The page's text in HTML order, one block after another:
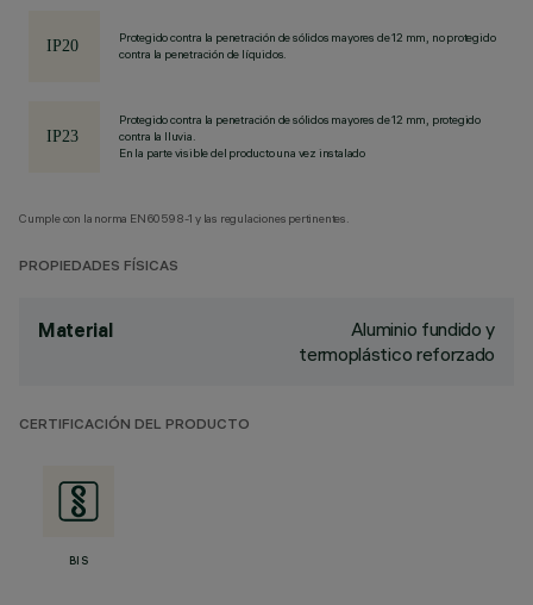
Protegido contra la penetración de sólidos mayores de 12 mm, no protegido
contra la penetración de líquidos.
Protegido contra la penetración de sólidos mayores de 12 mm, protegido
contra la lluvia.
En la parte visible del producto una vez instalado
Cumple con la norma EN60598-1 y las regulaciones pertinentes.
PROPIEDADES FÍSICAS
Material
Aluminio fundido y
termoplástico reforzado
CERTIFICACIÓN DEL PRODUCTO
BIS